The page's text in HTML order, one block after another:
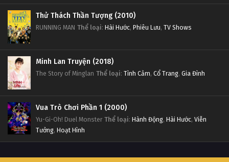
Thử Thách Thần Tượng (2010)
RUNNING MAN Thể loại: Hài Hước, Phiêu Lưu, TV Shows
Minh Lan Truyện (2018)
The Story of Minglan Thể loại: Tình Cảm, Cổ Trang, Gia Đình
Vua Trò Chơi Phần 1 (2000)
Yu-Gi-Oh! Duel Monster Thể loại: Hành Động, Hài Hước, Viễn
Tưởng, Hoạt Hình